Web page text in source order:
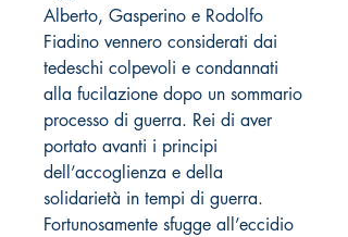
Alberto, Gasperino e Rodolfo
Fiadino vennero considerati dai
tedeschi colpevoli e condannati
alla fucilazione dopo un sommario
processo di guerra. Rei di aver
portato avanti i principi
dell’accoglienza e della
solidarietà in tempi di guerra.
Fortunosamente sfugge all’eccidio